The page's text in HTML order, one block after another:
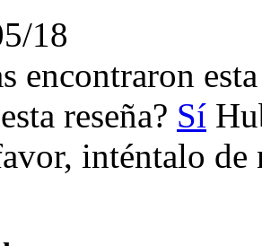
18
encontraron
reseña? Sí
inténtalo de